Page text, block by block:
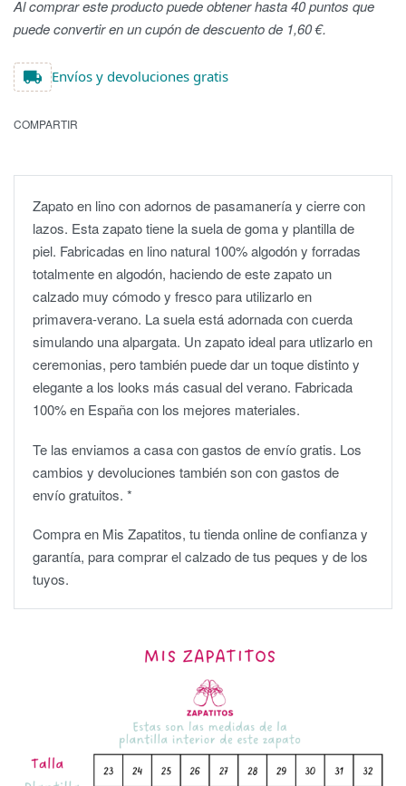
Al comprar este producto puede obtener hasta 40 puntos que
puede convertir en un cupón de descuento de 1,60 €.
Envíos y devoluciones gratis
COMPARTIR
Zapato en lino con adornos de pasamanería y cierre con
lazos. Esta zapato tiene la suela de goma y plantilla de
piel. Fabricadas en lino natural 100% algodón y forradas
totalmente en algodón, haciendo de este zapato un
calzado muy cómodo y fresco para utilizarlo en
primavera-verano. La suela está adornada con cuerda
simulando una alpargata. Un zapato ideal para utlizarlo en
ceremonias, pero también puede dar un toque distinto y
elegante a los looks más casual del verano. Fabricada
100% en España con los mejores materiales.
Te las enviamos a casa con gastos de envío gratis. Los
cambios y devoluciones también son con gastos de
envío gratuitos. *
Compra en Mis Zapatitos, tu tienda online de confianza y
garantía, para comprar el calzado de tus peques y de los
tuyos.